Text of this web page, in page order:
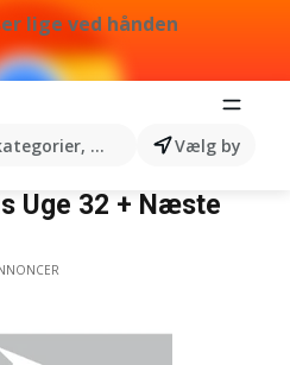
lige ved hånden
produkter...Vælg by
Uge 32 + Næste